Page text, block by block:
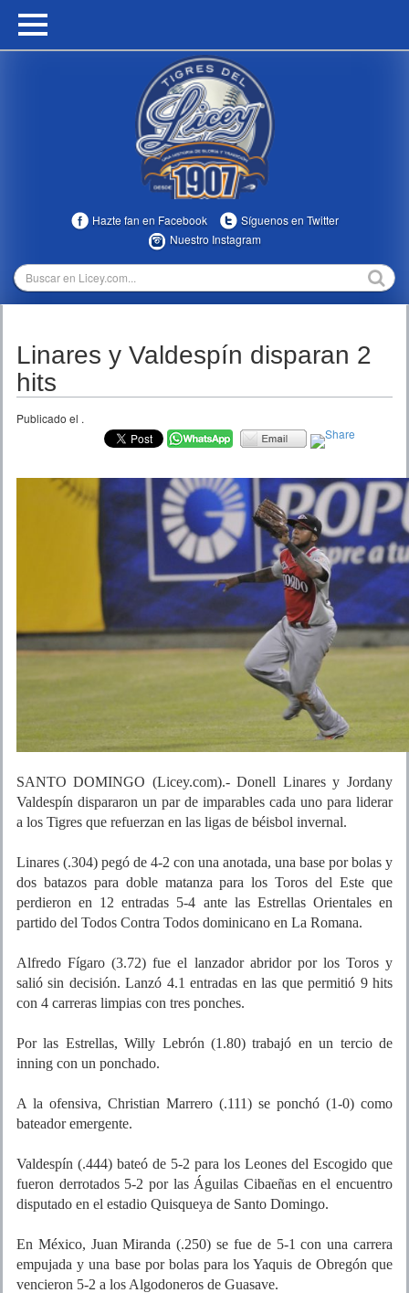
HOME
MULTIMEDIA
TEMPORADAS
Hazte fan en Facebook
Síguenos en Twitter
Nuestro Instagram
Linares y Valdespín disparan 2
hits
Publicado el .
SANTO DOMINGO (Licey.com).- Donell Linares y Jordany
Valdespín dispararon un par de imparables cada uno para liderar
a los Tigres que refuerzan en las ligas de béisbol invernal.
Linares (.304) pegó de 4-2 con una anotada, una base por bolas y
dos batazos para doble matanza para los Toros del Este que
perdieron en 12 entradas 5-4 ante las Estrellas Orientales en
partido del Todos Contra Todos dominicano en La Romana.
Alfredo Fígaro (3.72) fue el lanzador abridor por los Toros y
salió sin decisión. Lanzó 4.1 entradas en las que permitió 9 hits
con 4 carreras limpias con tres ponches.
Por las Estrellas, Willy Lebrón (1.80) trabajó en un tercio de
inning con un ponchado.
A la ofensiva, Christian Marrero (.111) se ponchó (1-0) como
bateador emergente.
Valdespín (.444) bateó de 5-2 para los Leones del Escogido que
fueron derrotados 5-2 por las Águilas Cibaeñas en el encuentro
disputado en el estadio Quisqueya de Santo Domingo.
En México, Juan Miranda (.250) se fue de 5-1 con una carrera
empujada y una base por bolas para los Yaquis de Obregón que
vencieron 5-2 a los Algodoneros de Guasave.